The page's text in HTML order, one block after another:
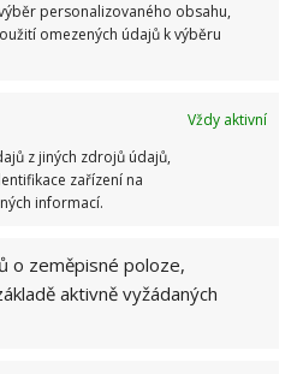
personalizovaného obsahu,
omezených údajů k výběru
Vždy aktivní
z jiných zdrojů údajů,
zařízení na
informací.
o zeměpisné poloze,
aktivně vyžádaných